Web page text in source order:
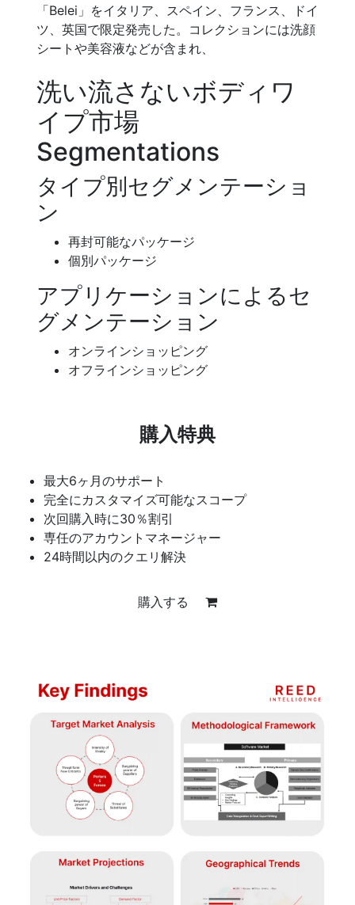
「Belei」をイタリア、スペイン、フランス、ドイ
ツ、英国で限定発売した。コレクションには洗顔
シートや美容液などが含まれ、
洗い流さないボディワ
イプ市場
Segmentations
タイプ別セグメンテーショ
ン
再封可能なパッケージ
個別パッケージ
アプリケーションによるセ
グメンテーション
オンラインショッピング
オフラインショッピング
購入特典
最大6ヶ月のサポート
完全にカスタマイズ可能なスコープ
次回購入時に30％割引
専任のアカウントマネージャー
24時間以内のクエリ解決
購入する